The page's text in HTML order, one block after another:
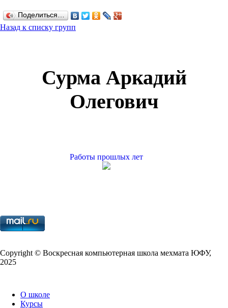
Поделиться…
Назад к списку групп
Сурма Аркадий
Олегович
Работы прошлых лет
Copy­right © Воскресная компьютерная школа мехмата ЮФУ,
2025
О школе
Курсы